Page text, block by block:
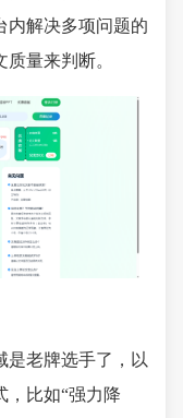
内解决多项问题的
量来判断。
是老牌选手了，以
，比如“强力降